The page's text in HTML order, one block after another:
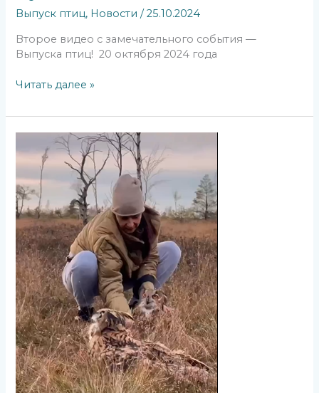
Выпуск птиц, Новости /25.10.2024
Второе видео с замечательного события —
Выпуска птиц! 20 октября 2024 года
Читать далее »
Новости
из
Клуба
«Бусидо»:
выпуск
девяти
птиц
в
дикую
природу
20.10.24.
Клуб
Бусидо.